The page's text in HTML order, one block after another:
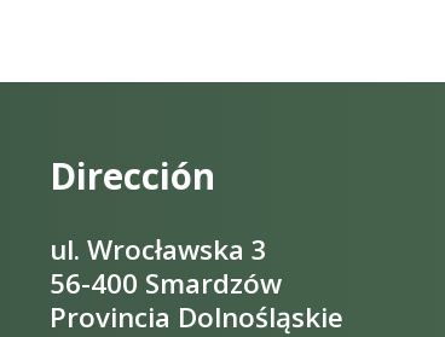
Dirección
ul. Wrocławska 3
56-400 Smardzów
Provincia Dolnośląskie